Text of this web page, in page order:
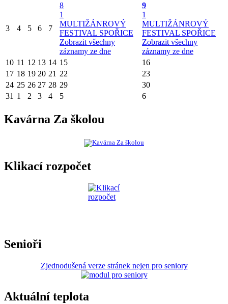
3 4 5 6 7
8
1
MULTIŽÁNROVÝ
FESTIVAL SPOŘICE
Zobrazit všechny
záznamy ze dne
9
1
MULTIŽÁNROVÝ
FESTIVAL SPOŘICE
Zobrazit všechny
záznamy ze dne
10 11 12 13 14 15
16
17 18 19 20 21 22
23
24 25 26 27 28 29
30
31 1 2 3 4 5 6
Kavárna Za školou
Klikací rozpočet
Senioři
Zjednodušená verze stránek nejen pro seniory
Aktuální teplota